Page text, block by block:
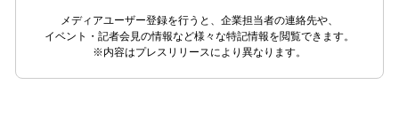
メディアユーザー登録を行うと、企業担当者の連絡先や、
イベント・記者会見の情報など様々な特記情報を閲覧できます。
※内容はプレスリリースにより異なります。